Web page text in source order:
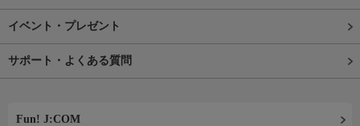
イベント・プレゼント
サポート・よくある質問
Fun! J:COM